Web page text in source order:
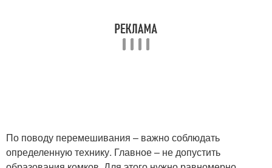
По поводу перемешивания – важно соблюдать
определенную технику. Главное – не допустить